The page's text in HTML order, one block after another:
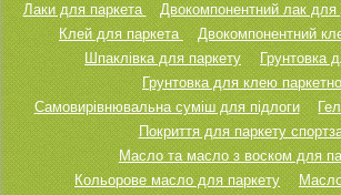
Лаки для паркета
Двокомпонентний лак для
Клей для паркета
Двокомпонентний
Шпаклівка для паркету
Грунтовка
Грунтовка для клею
Самовирівнювальна суміш для підлоги
Покриття для паркету
Масло та масло з воском для
Кольорове масло для паркету